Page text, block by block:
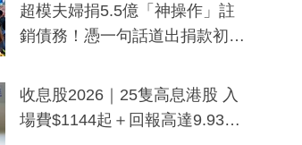
超模夫婦捐5.5億「神操作」註
銷債務！憑一句話道出捐款初
一度被誤當詐騙手段
收息股2026｜25隻高息港股 入
場費$1144起＋回報高達9.93